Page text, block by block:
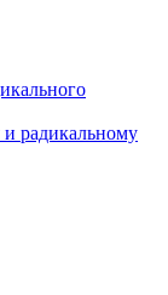
радикальному